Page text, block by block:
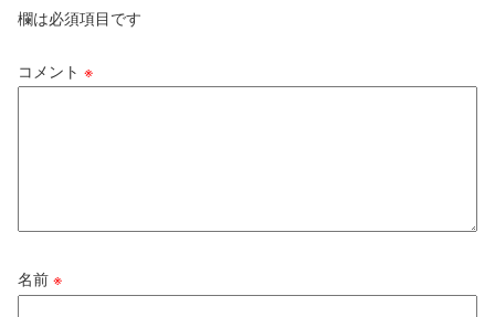
欄は必須項目です
コメント ※
名前※